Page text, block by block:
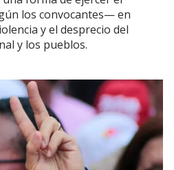
los convocantes— en
y el desprecio del
y los pueblos.